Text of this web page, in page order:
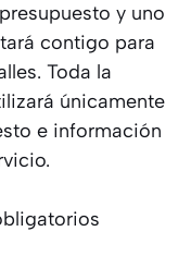
y uno
contigo para
Toda la
únicamente
e información